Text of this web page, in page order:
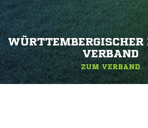
WÜRTTEMBERGISCHER
ERBAND
ZUM VERBAND